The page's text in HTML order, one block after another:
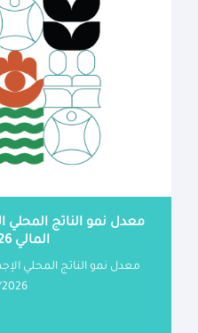
معدل نمو الناتج المحلي
المالي 2025/2026
معدل نمو الناتج المحلي